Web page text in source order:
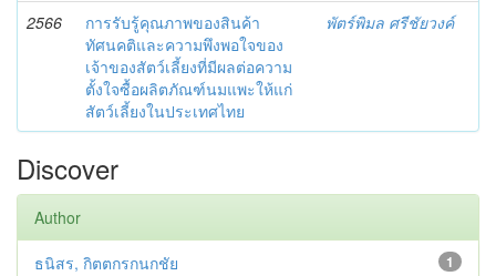
2566
การรับรู้คุณภาพของสินค้า
ทัศนคติและความพึงพอใจของ
เจ้าของสัตว์เลี้ยงที่มีผลต่อความ
ตั้งใจซื้อผลิตภัณฑ์นมแพะให้แก่
สัตว์เลี้ยงในประเทศไทย
พัตร์พิมล ศรีชัยวงค์
Discover
Author
1
ธนิสร, กิตตกรกนกชัย